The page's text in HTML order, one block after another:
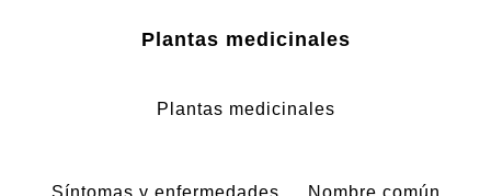
Plantas medicinales
Plantas medicinales
Síntomas y enfermedades Nombre común